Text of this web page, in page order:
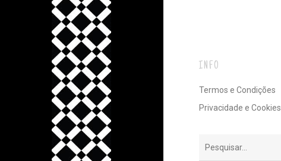
INFO
Termos e Condições
Privacidade e Cookies